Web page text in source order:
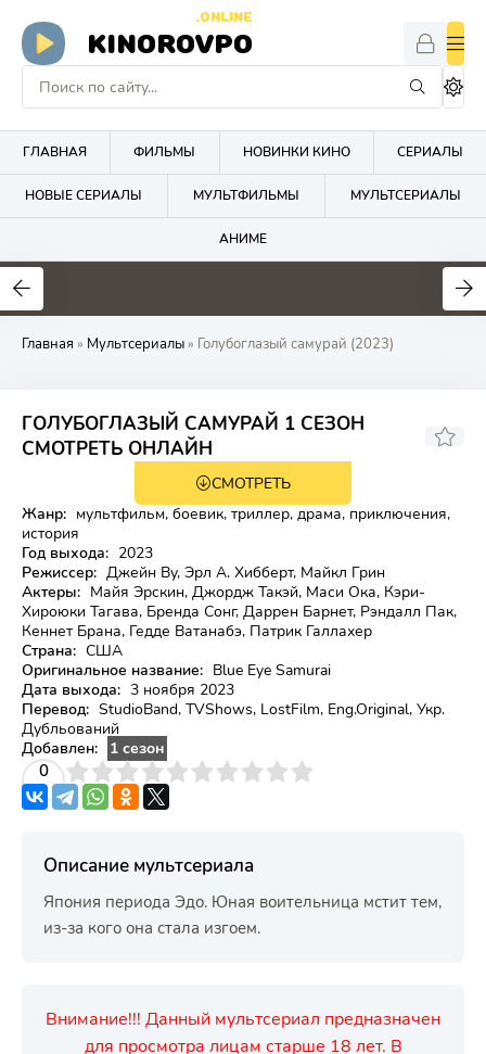
KINOROVPO
.ONLINE
ГЛАВНАЯ ФИЛЬМЫ НОВИНКИ КИНО СЕРИАЛЫ
НОВЫЕ СЕРИАЛЫ МУЛЬТФИЛЬМЫ МУЛЬТСЕРИАЛЫ
АНИМЕ
Главная » Мультсериалы» Голубоглазый самурай (2023)
ГОЛУБОГЛАЗЫЙ САМУРАЙ 1 СЕЗОН
СМОТРЕТЬ ОНЛАЙН
8.2
СМОТРЕТЬ
Жанр: мультфильм, боевик, триллер, драма, приключения,
история
Год выхода: 2023
Режиссер: Джейн Ву, Эрл А. Хибберт, Майкл Грин
Актеры: Майя Эрскин, Джордж Такэй, Маси Ока, Кэри-
Хироюки Тагава, Бренда Сонг, Даррен Барнет, Рэндалл Пак,
Кеннет Брана, Гедде Ватанабэ, Патрик Галлахер
Страна: США
Оригинальное название: Blue Eye Samurai
Дата выхода: 3 ноября 2023
Перевод: StudioBand, TVShows, LostFilm, Eng.Original, Укр.
Дубльований
Добавлен:
1 сезон
0
4 5 6 7 8 9 10
Описание мультсериала
Япония периода Эдо. Юная воительница мстит тем,
из-за кого она стала изгоем.
Внимание!!! Данный мультсериал предназначен
для просмотра лицам старше 18 лет. В